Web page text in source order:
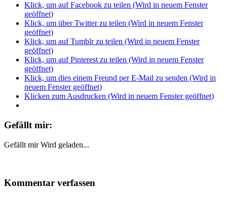
Klick, um auf Facebook zu teilen (Wird in neuem Fenster
geöffnet)
Klick, um über Twitter zu teilen (Wird in neuem Fenster
geöffnet)
Klick, um auf Tumblr zu teilen (Wird in neuem Fenster
geöffnet)
Klick, um auf Pinterest zu teilen (Wird in neuem Fenster
geöffnet)
Klick, um dies einem Freund per E-Mail zu senden (Wird in
neuem Fenster geöffnet)
Klicken zum Ausdrucken (Wird in neuem Fenster geöffnet)
Gefällt mir:
Gefällt mir Wird geladen...
Kommentar verfassen